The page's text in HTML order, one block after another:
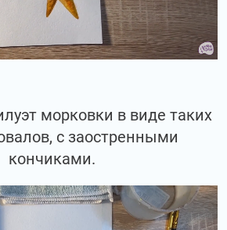
морковки в виде таких
с заостренными
кончиками.